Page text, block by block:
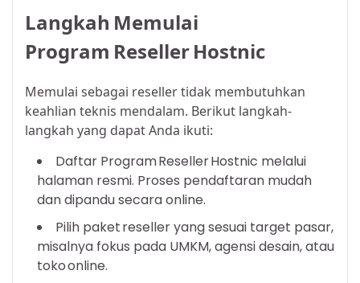
Langkah Memulai
Program Reseller Hostnic
Memulai sebagai reseller tidak membutuhkan
keahlian teknis mendalam. Berikut langkah-
langkah yang dapat Anda ikuti:
Daftar Program Reseller Hostnic melalui
halaman resmi. Proses pendaftaran mudah
dan dipandu secara online.
Pilih paket reseller yang sesuai target pasar,
misalnya fokus pada UMKM, agensi desain, atau
toko online.